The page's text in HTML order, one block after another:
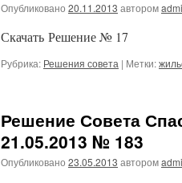
Опубликовано 20.11.2013 автором
Скачать Решение № 17
Рубрика: Решения совета | Метки:
Решение Совета
21.05.2013 № 183
Опубликовано 23.05.2013 автором